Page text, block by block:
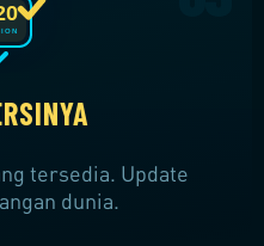
tersedia. Update
dunia.